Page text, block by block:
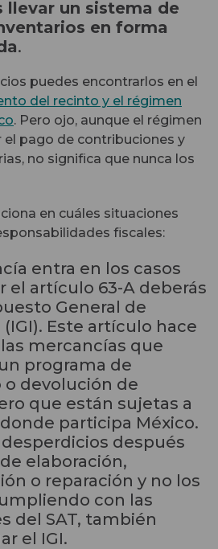
llevar un sistema de
en forma
.
puedes encontrarlos en el
del recinto y el régimen
. Pero ojo, aunque el régimen
pago de contribuciones y
no significa que nunca los
en cuáles situaciones
fiscales:
entra en los casos
el artículo 63-A deberás
General de
Este artículo hace
mercancías que
programa de
devolución de
que están sujetas a
participa México.
después
elaboración,
o reparación y no los
con las
del SAT, también
el IGI.